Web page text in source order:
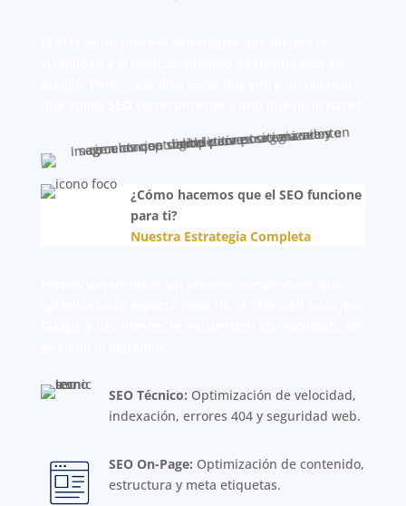
¿Cómo hacemos que el SEO funcione
para ti?
Nuestra Estrategia Completa
SEO Técnico: Optimización de velocidad,
indexación, errores 404 y seguridad web.
SEO On-Page: Optimización de contenido,
estructura y meta etiquetas.